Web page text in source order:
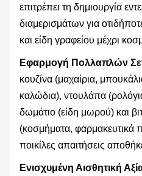
επιτρέπει τη δημιουργία
διαμερισμάτων για
και είδη γραφείου μέχρι
Εφαρμογή Πολλαπλών
κουζίνα (μαχαίρια,
καλώδια), ντουλάπα
δωμάτιο (είδη μωρού) και
(κοσμήματα, φαρμακευτικά
ποικίλες απαιτήσεις
Ενισχυμένη Αισθητική